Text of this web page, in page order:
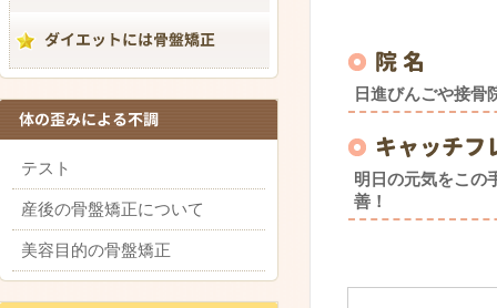
テスト
産後の骨盤矯正について
美容目的の骨盤矯正
日進びんごや接骨
明日の元気をこの
善！